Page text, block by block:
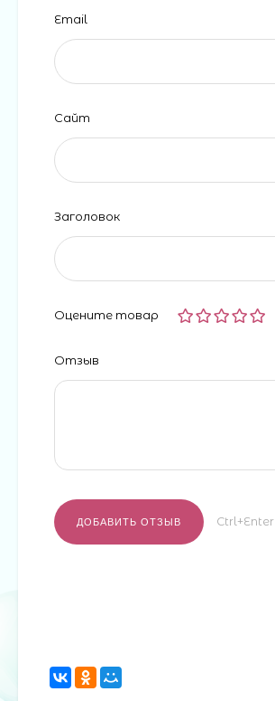
Email
Сайт
Заголовок
Оцените товар
Отзыв
Ctrl+Enter